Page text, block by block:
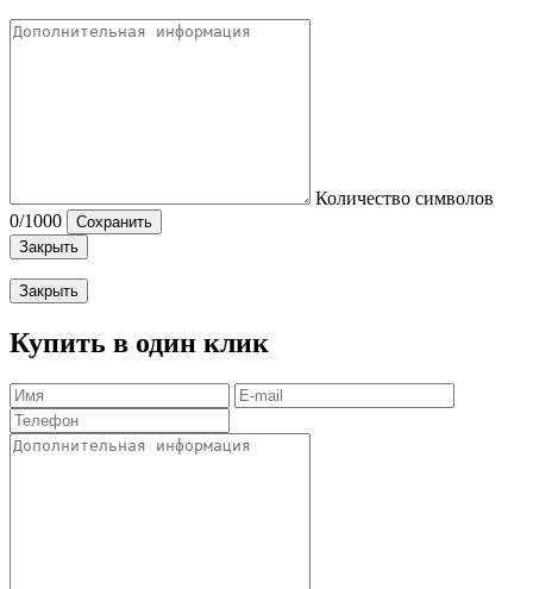
Количество символов
0/1000
Сохранить
Закрыть
Закрыть
Купить в один клик